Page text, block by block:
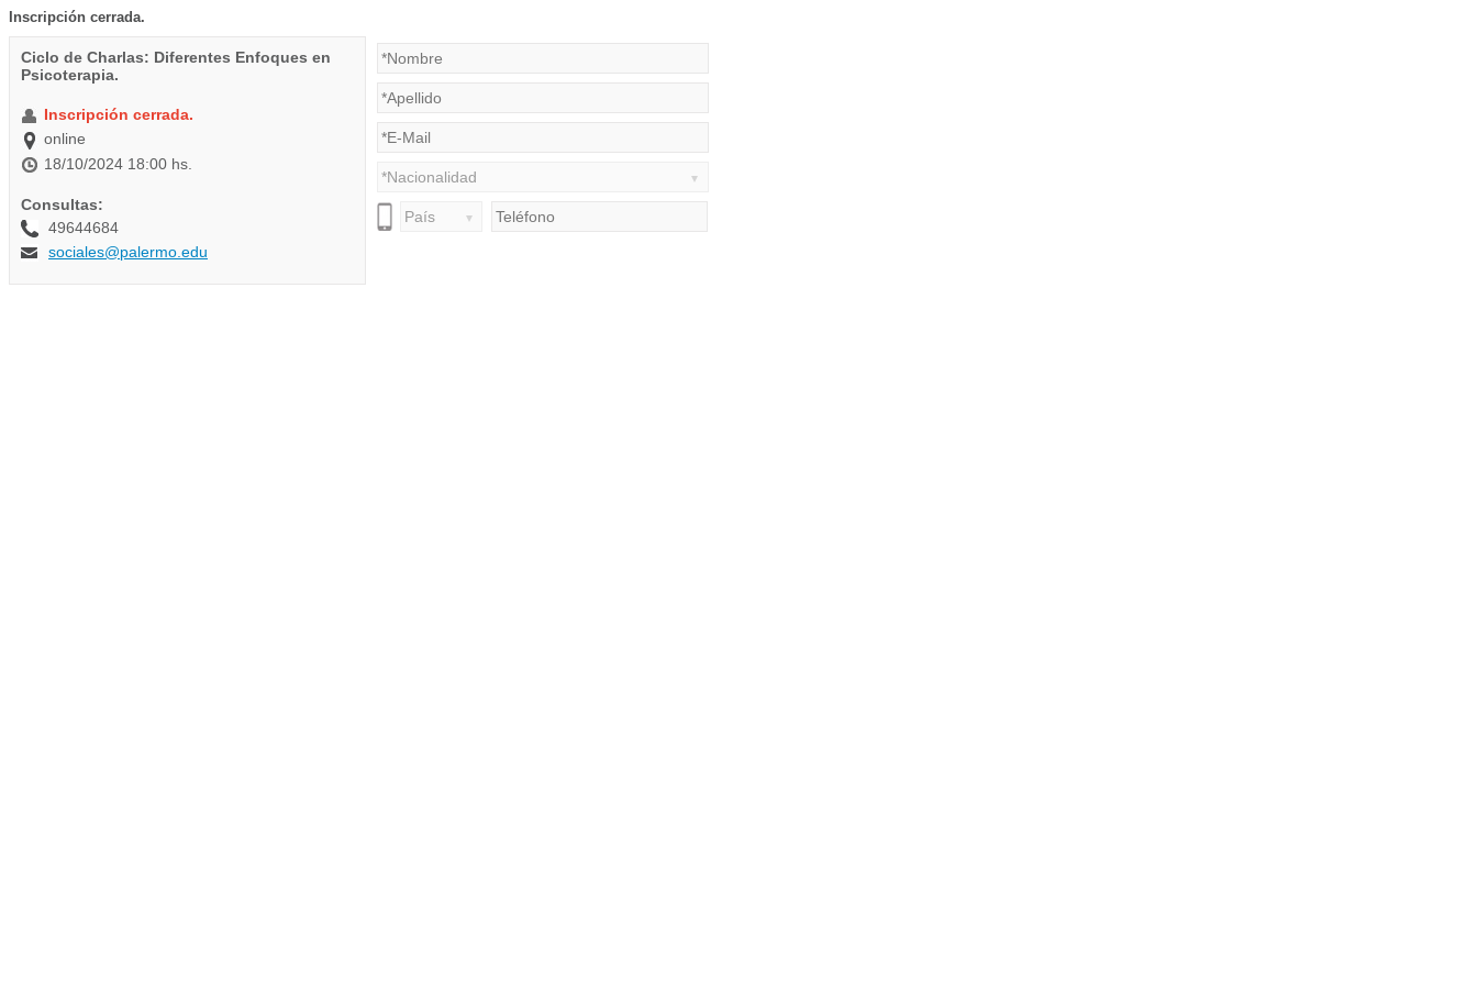
Inscripción cerrada.
Ciclo de Charlas: Diferentes Enfoques en
Psicoterapia.
Inscripción cerrada.
online
18/10/2024 18:00 hs.
Consultas:
49644684
sociales@palermo.edu